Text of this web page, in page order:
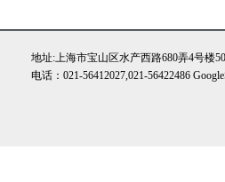
地址:上海市宝山区水产西路680弄4号楼
电话：021-56412027,021-56422486